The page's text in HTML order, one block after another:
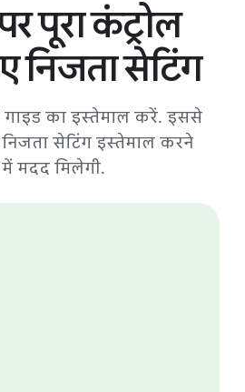
पूरा कंट्रोल
निजता सेटिंग
गाइड का इस्तेमाल करें. इससे
सेटिंग इस्तेमाल करने
मदद मिलेगी.